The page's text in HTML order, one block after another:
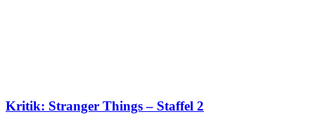
Kritik: Stranger Things – Staffel 2